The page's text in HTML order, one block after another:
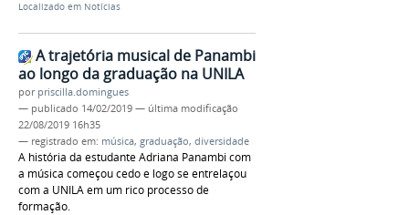
Localizado em Notícias
A trajetória musical de Panambi
ao longo da graduação na UNILA
por priscilla.domingues
— publicado 14/02/2019 — última modificação
22/08/2019 16h35
— registrado em: música, graduação, diversidade
A história da estudante Adriana Panambi com
a música começou cedo e logo se entrelaçou
com a UNILA em um rico processo de
formação.